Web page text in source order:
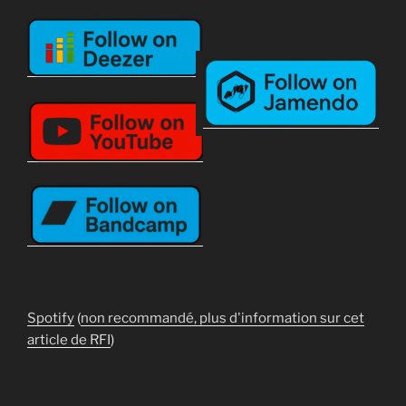
Spotify (non recommandé, plus d'information sur cet
article de RFI)